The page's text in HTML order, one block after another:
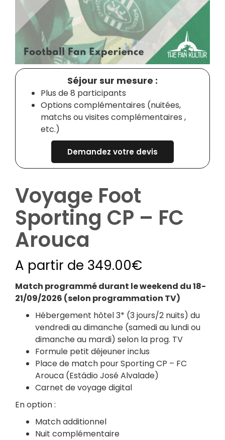
Séjour sur mesure :
Plus de 8 participants
Options complémentaires (nuitées,
matchs ou visites complémentaires ,
etc.)
Demandez votre devis
Voyage Foot
Sporting CP – FC
Arouca
A partir de 349.00€
Match programmé durant le weekend du 18-
21/09/2026 (selon programmation TV)
Hébergement hôtel 3* (3 jours/2 nuits) du
vendredi au dimanche (samedi au lundi ou
dimanche au mardi) selon la prog. TV
Formule petit déjeuner inclus
Place de match pour Sporting CP – FC
Arouca (Estádio José Alvalade)
Carnet de voyage digital
En option :
⁠Match additionnel
⁠Nuit complémentaire